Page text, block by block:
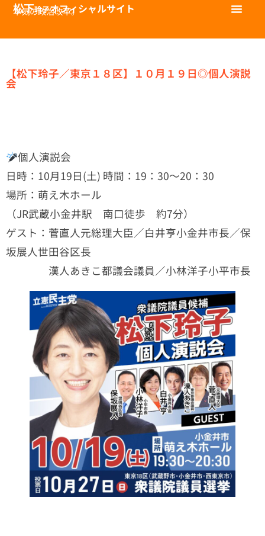
松下玲子オフィシャルサイト
本気の政治改革。
【松下玲子／東京１８区】１０月１９日◎個人演説
会
個人演説会
日時：10月19日(土) 時間：19：30～20：30
場所：萌え木ホール
（JR武蔵小金井駅 南口徒歩 約7分）
ゲスト：菅直人元総理大臣／白井亨小金井市長／保
坂展人世田谷区長
漢人あきこ都議会議員／小林洋子小平市長